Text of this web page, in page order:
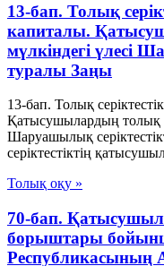
13-бап. Толық
капиталы.
мүлкiндегi үлесi
туралы Заңы
13-бап. Толық
Қатысушылардың толық
Шаруашылық
серiктестiктiң
Толық оқу »
70-бап.
борыштары
Республикасының